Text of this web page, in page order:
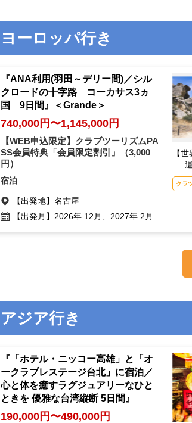
ヨーロッパ行き
【
クラ
『ANA利用(羽田～デリー間)／シル
クロードの十字路 コーカサス3ヵ
国 9日間』＜Grande＞
740,000円〜1,145,000円
【WEB申込限定】クラブツーリズムPA
SS会員特典「会員限定割引」
（3,000
円）
宿泊
【出発地】名古屋
【出発月】 2026年 12月、2027年 2月
アジア行き
『「ホテル・ニッコー高雄」と「オ
ークラプレステージ台北」に宿泊／
心と体を癒すラグジュアリーなひと
ときを 優雅な台湾縦断 5日間』
190,000円〜490,000円